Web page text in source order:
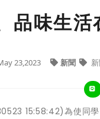
品味生活
23,2023 新聞
15:58:42)為使同學